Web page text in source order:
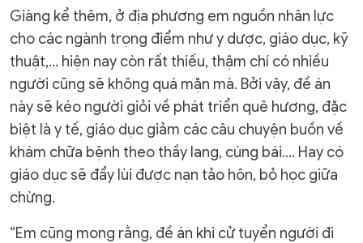
Giàng kể thêm, ở địa phương em nguồn nhân lực
cho các ngành trọng điểm như y dược, giáo dục, kỹ
thuật,... hiện nay còn rất thiếu, thậm chí có nhiều
người cũng sẽ không quá mặn mà. Bởi vậy, đề án
này sẽ kéo người giỏi về phát triển quê hương, đặc
biệt là y tế, giáo dục giảm các câu chuyện buồn về
khám chữa bệnh theo thầy lang, cúng bái…. Hay có
giáo dục sẽ đẩy lùi được nạn tảo hôn, bỏ học giữa
chừng.
“Em cũng mong rằng, đề án khi cử tuyển người đi